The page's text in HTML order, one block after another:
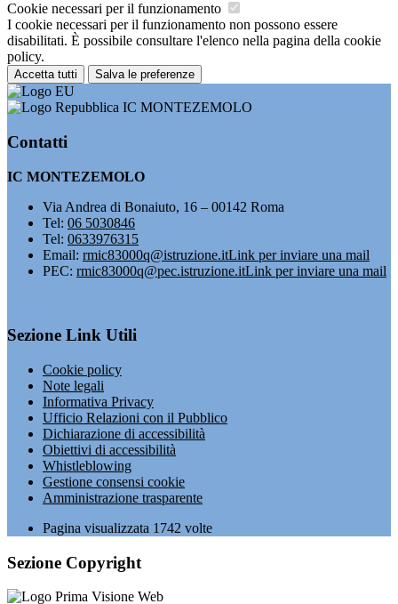
Cookie necessari per il funzionamento
I cookie necessari per il funzionamento non possono essere
disabilitati. È possibile consultare l'elenco nella pagina della cookie
policy.
Accetta tutti Salva le preferenze
IC MONTEZEMOLO
Contatti
IC MONTEZEMOLO
Via Andrea di Bonaiuto, 16 – 00142 Roma
Tel: 06 5030846
Tel: 0633976315
Email: rmic83000q@istruzione.itLink per inviare una mail
PEC: rmic83000q@pec.istruzione.itLink per inviare una mail
Sezione Link Utili
Cookie policy
Note legali
Informativa Privacy
Ufficio Relazioni con il Pubblico
Dichiarazione di accessibilità
Obiettivi di accessibilità
Whistleblowing
Gestione consensi cookie
Amministrazione trasparente
Pagina visualizzata 1742 volte
Sezione Copyright